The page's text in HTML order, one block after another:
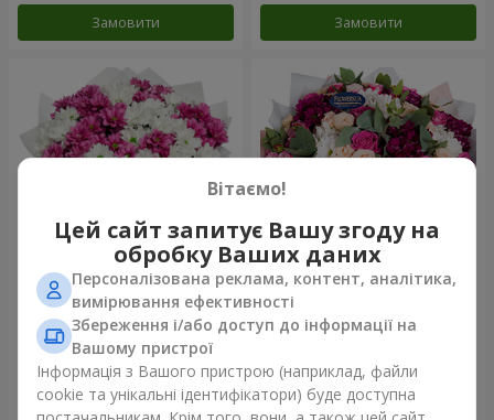
Замовити Замовити
Букет "Струни серця"
2 513 грн
Замовити
Букет "Все для тебе ...!"
Замовити
Вітаємо!
Цей сайт запитує Вашу згоду на
обробку Ваших даних
Персоналізована реклама, контент, аналітика,
вимірювання ефективності
Збереження і/або доступ до інформації на
Вашому пристрої
Інформація з Вашого пристрою (наприклад, файли
cookie та унікальні ідентифікатори) буде доступна